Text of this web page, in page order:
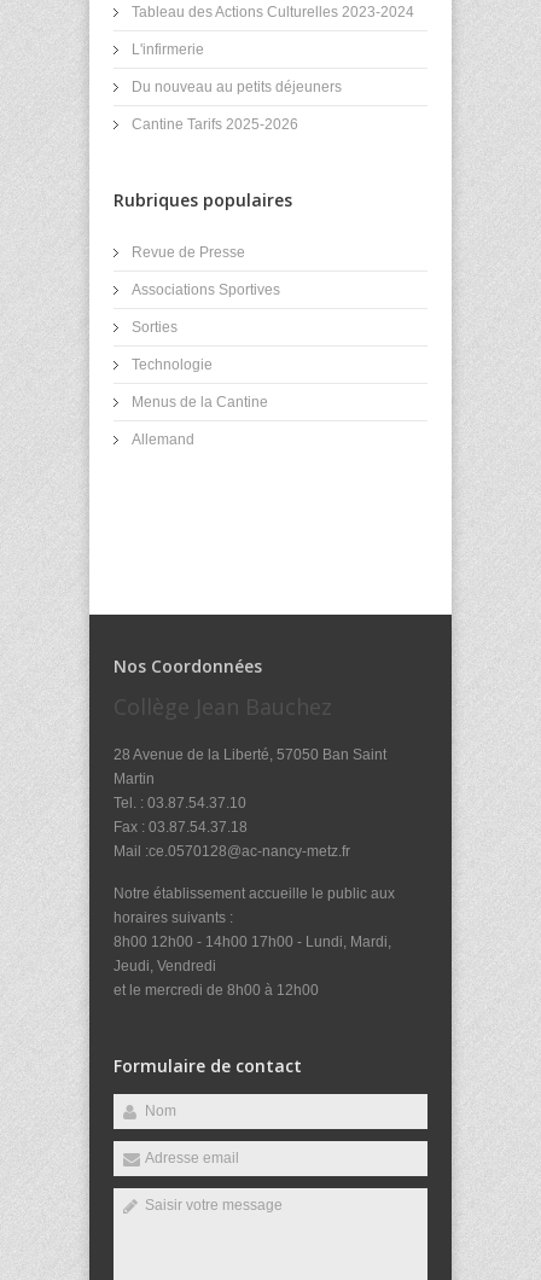
Tableau des Actions Culturelles 2023-2024
L'infirmerie
Du nouveau au petits déjeuners
Cantine Tarifs 2025-2026
Rubriques populaires
Revue de Presse
Associations Sportives
Sorties
Technologie
Menus de la Cantine
Allemand
Nos Coordonnées
Collège Jean Bauchez
28 Avenue de la Liberté, 57050 Ban Saint
Martin
Tel. : 03.87.54.37.10
Fax : 03.87.54.37.18
Mail :ce.0570128@ac-nancy-metz.fr
Notre établissement accueille le public aux
horaires suivants :
8h00 12h00 - 14h00 17h00 - Lundi, Mardi,
Jeudi, Vendredi
et le mercredi de 8h00 à 12h00
Formulaire de contact